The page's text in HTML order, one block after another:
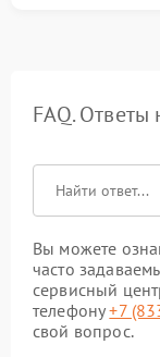
FAQ.
Вы можете
часто
сервисный
телефону+7
свой вопрос.